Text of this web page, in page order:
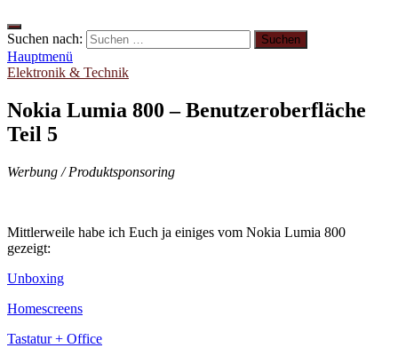
Suchen nach:
Hauptmenü
Elektronik & Technik
Nokia Lumia 800 – Benutzeroberfläche
Teil 5
Werbung / Produktsponsoring
Mittlerweile habe ich Euch ja einiges vom Nokia Lumia 800
gezeigt:
Unboxing
Homescreens
Tastatur + Office